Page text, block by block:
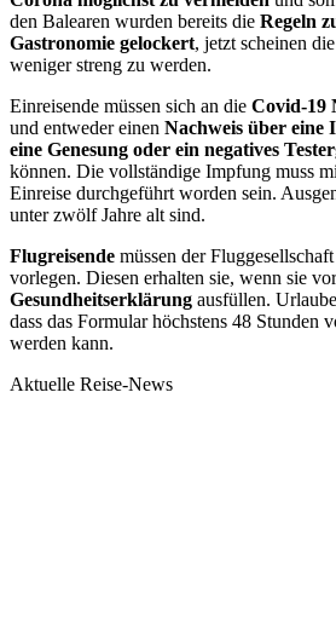
den Balearen wurden bereits die Regeln
Gastronomie gelockert, jetzt scheinen
weniger streng zu werden.
Einreisende müssen sich an die Covid-19
und entweder einen Nachweis über eine
eine Genesung oder ein negatives
können. Die vollständige Impfung muss
Einreise durchgeführt worden sein.
unter zwölf Jahre alt sind.
Flugreisende müssen der
vorlegen. Diesen erhalten sie, wenn sie
Gesundheitserklärung ausfüllen.
dass das Formular höchstens 48 Stunden
werden kann.
Aktuelle Reise-News